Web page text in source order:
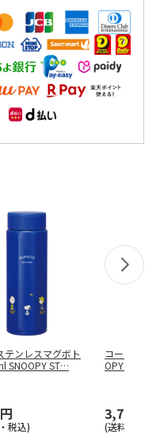
テンレスマグボト
SNOOPY ST…
税込)
コーヒータ
OPY クッキ
3,740円
(送料別・税